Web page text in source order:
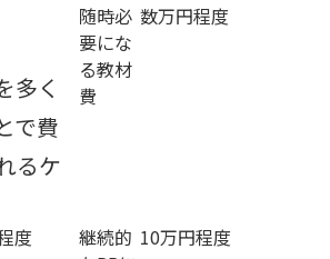
多く
で費
るケ
随時必
要にな
る教材
費
数万円程度
度
継続的 10万円程度